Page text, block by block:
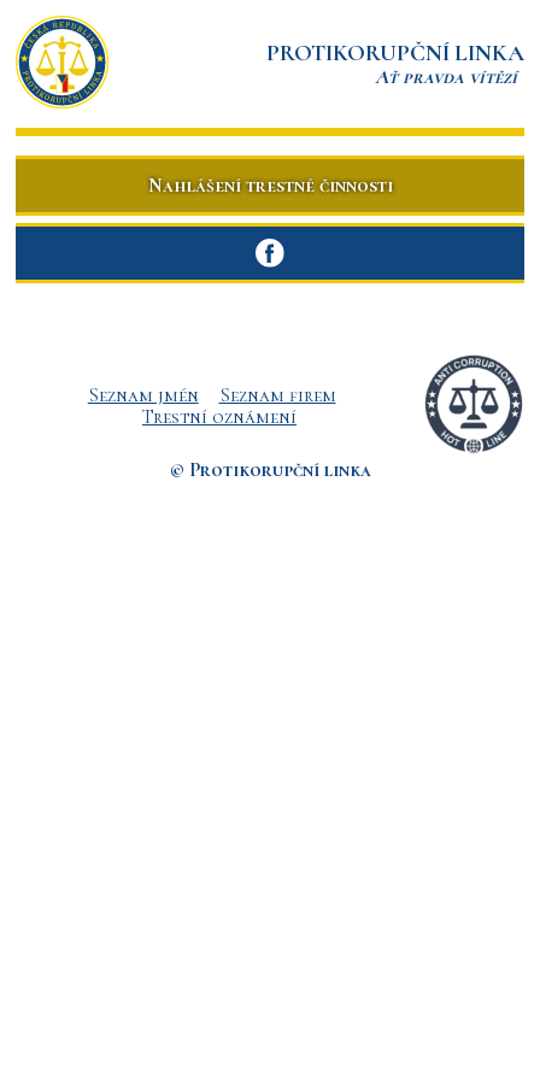
PROTIKORUPČNÍ LINKA
Ať pravda vítězí
Nahlášení trestné činnosti
Seznam jmén
Seznam firem
Trestní oznámení
© Protikorupční linka